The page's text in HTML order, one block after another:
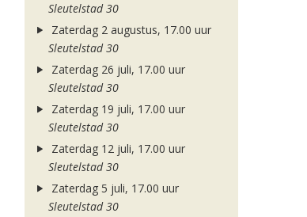
Sleutelstad 30
Zaterdag 2 augustus, 17.00 uur
Sleutelstad 30
Zaterdag 26 juli, 17.00 uur
Sleutelstad 30
Zaterdag 19 juli, 17.00 uur
Sleutelstad 30
Zaterdag 12 juli, 17.00 uur
Sleutelstad 30
Zaterdag 5 juli, 17.00 uur
Sleutelstad 30